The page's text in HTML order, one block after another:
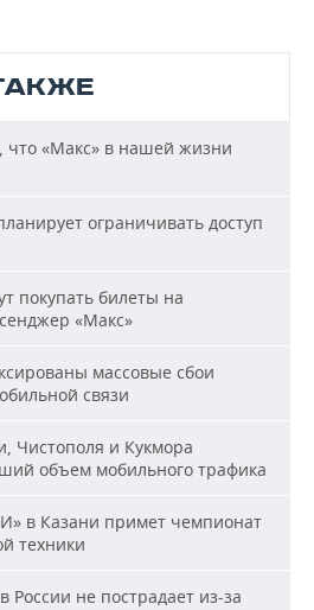
что «Макс» в нашей жизни
ограничивать доступ
покупать билеты на
«Макс»
массовые сбои
связи
Чистополя и Кукмора
объем мобильного трафика
в Казани примет чемпионат
техники
России не пострадает из-за